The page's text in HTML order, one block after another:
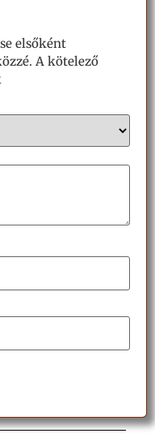
elsőként
A kötelező